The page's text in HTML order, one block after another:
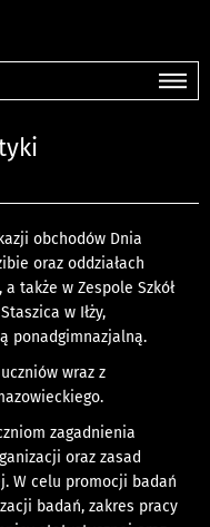
obchodów Dnia
oraz oddziałach
także w Zespole Szkół
w Iłży,
ponadgimnazjalną.
wraz z
zagadnienia
oraz zasad
W celu promocji badań
badań, zakres pracy